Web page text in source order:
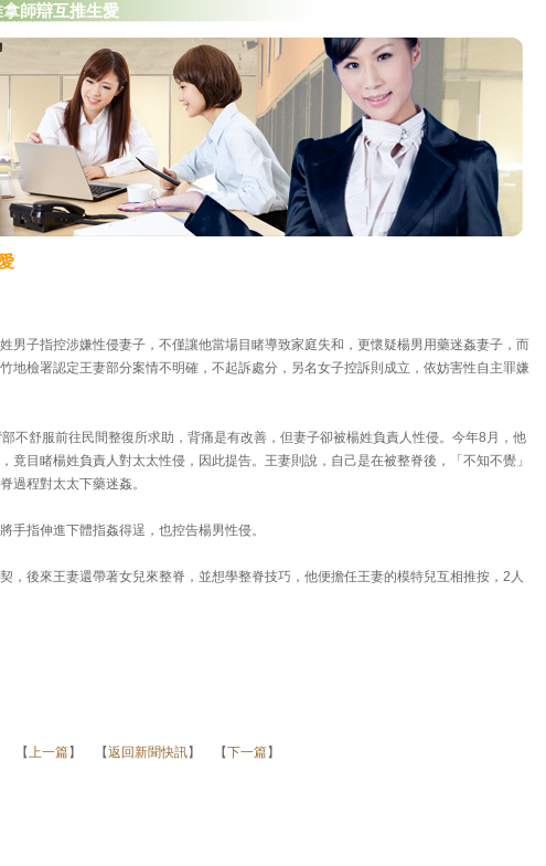
師辯互推生愛
男子指控涉嫌性侵妻子，不僅讓他當場目睹導致家庭失和，更懷疑楊男用藥迷姦妻子，而
地檢署認定王妻部分案情不明確，不起訴處分，另名女子控訴則成立，依妨害性自主罪嫌
不舒服前往民間整復所求助，背痛是有改善，但妻子卻被楊姓負責人性侵。今年8月，他
竟目睹楊姓負責人對太太性侵，因此提告。王妻則說，自己是在被整脊後，「不知不覺」
過程對太太下藥迷姦。
手指伸進下體指姦得逞，也控告楊男性侵。
，後來王妻還帶著女兒來整脊，並想學整脊技巧，他便擔任王妻的模特兒互相推按，2人
【上一篇】 【返回新聞快訊】 【下一篇】